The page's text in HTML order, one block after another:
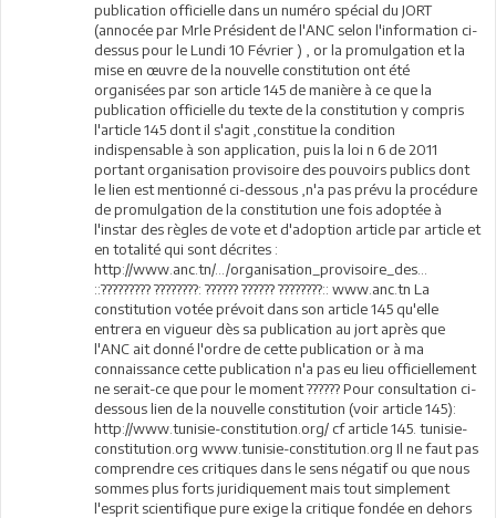
publication officielle dans un numéro spécial du JORT
(annocée par Mrle Président de l'ANC selon l'information ci-
dessus pour le Lundi 10 Février ) , or la promulgation et la
mise en œuvre de la nouvelle constitution ont été
organisées par son article 145 de manière à ce que la
publication officielle du texte de la constitution y compris
l'article 145 dont il s'agit ,constitue la condition
indispensable à son application, puis la loi n 6 de 2011
portant organisation provisoire des pouvoirs publics dont
le lien est mentionné ci-dessous ,n'a pas prévu la procédure
de promulgation de la constitution une fois adoptée à
l'instar des règles de vote et d'adoption article par article et
en totalité qui sont décrites :
http://www.anc.tn/.../organisation_provisoire_des...
::????????? ????????: ?????? ?????? ????????:: www.anc.tn La
constitution votée prévoit dans son article 145 qu'elle
entrera en vigueur dès sa publication au jort après que
l'ANC ait donné l'ordre de cette publication or à ma
connaissance cette publication n'a pas eu lieu officiellement
ne serait-ce que pour le moment ?????? Pour consultation ci-
dessous lien de la nouvelle constitution (voir article 145):
http://www.tunisie-constitution.org/ cf article 145. tunisie-
constitution.org www.tunisie-constitution.org Il ne faut pas
comprendre ces critiques dans le sens négatif ou que nous
sommes plus forts juridiquement mais tout simplement
l'esprit scientifique pure exige la critique fondée en dehors